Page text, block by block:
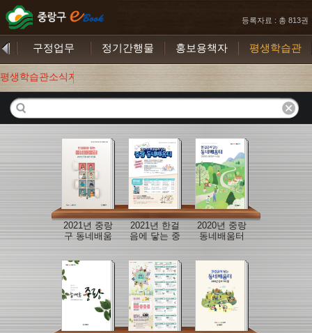
등록자료 : 총 813권
구정업무 정기간행물 홍보용책자 평생학습관
평생학습관소식지
2021년 중랑
구 동네배움
2021년 한걸
음에 닿는 중
2020년 중랑
동네배움터